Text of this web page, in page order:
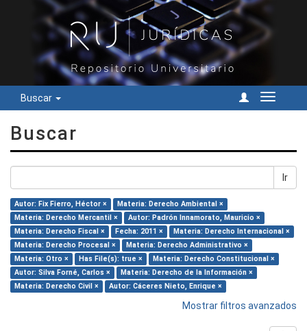
Buscar
Cambiar
Buscar
Ir
Autor: Fix Fierro, Héctor ×
Materia: Derecho Ambiental ×
Materia: Derecho Mercantil ×
Autor: Padrón Innamorato, Mauricio ×
Materia: Derecho Fiscal ×
Fecha: 2011 ×
Materia: Derecho Internacional ×
Materia: Derecho Procesal ×
Materia: Derecho Administrativo ×
Materia: Otro ×
Has File(s): true ×
Materia: Derecho Constitucional ×
Autor: Silva Forné, Carlos ×
Materia: Derecho de la Información ×
Materia: Derecho Civil ×
Autor: Cáceres Nieto, Enrique ×
Mostrar filtros avanzados